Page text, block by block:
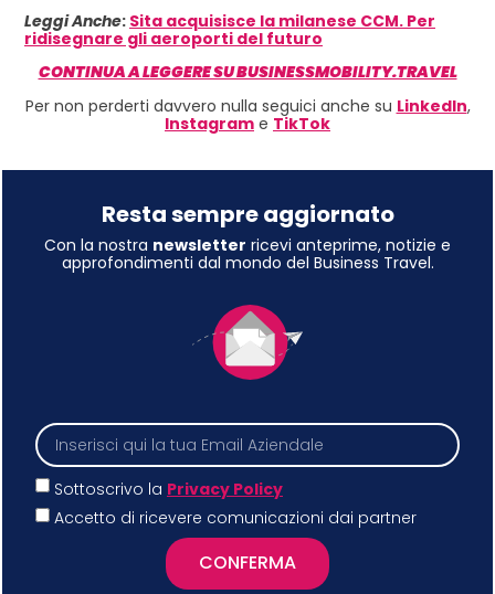
Leggi Anche: Sita acquisisce la milanese CCM. Per
ridisegnare gli aeroporti del futuro
CONTINUA A LEGGERE SU BUSINESSMOBILITY.TRAVEL
Per non perderti davvero nulla seguici anche su LinkedIn,
Instagram e TikTok
Resta sempre aggiornato
Con la nostra newsletter ricevi anteprime, notizie e
approfondimenti dal mondo del Business Travel.
Sottoscrivo la Privacy Policy
Accetto di ricevere comunicazioni dai partner
CONFERMA